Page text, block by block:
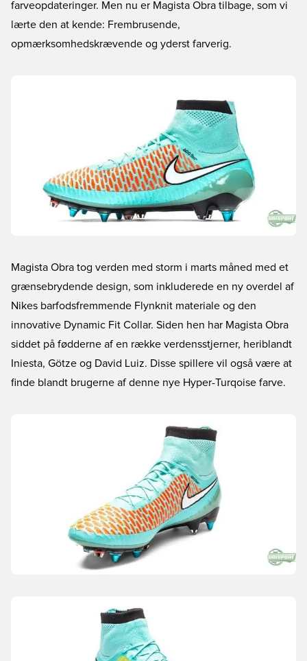
farveopdateringer. Men nu er Magista Obra tilbage, som vi
lærte den at kende: Frembrusende,
opmærksomhedskrævende og yderst farverig.
Magista Obra tog verden med storm i marts måned med et
grænsebrydende design, som inkluderede en ny overdel af
Nikes barfodsfremmende Flynknit materiale og den
innovative Dynamic Fit Collar. Siden hen har Magista Obra
siddet på fødderne af en række verdensstjerner, heriblandt
Iniesta, Götze og David Luiz. Disse spillere vil også være at
finde blandt brugerne af denne nye Hyper-Turqoise farve.